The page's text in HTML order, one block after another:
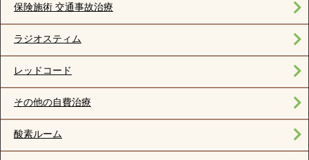
保険施術 交通事故治療
ラジオスティム
レッドコード
その他の自費治療
酸素ルーム